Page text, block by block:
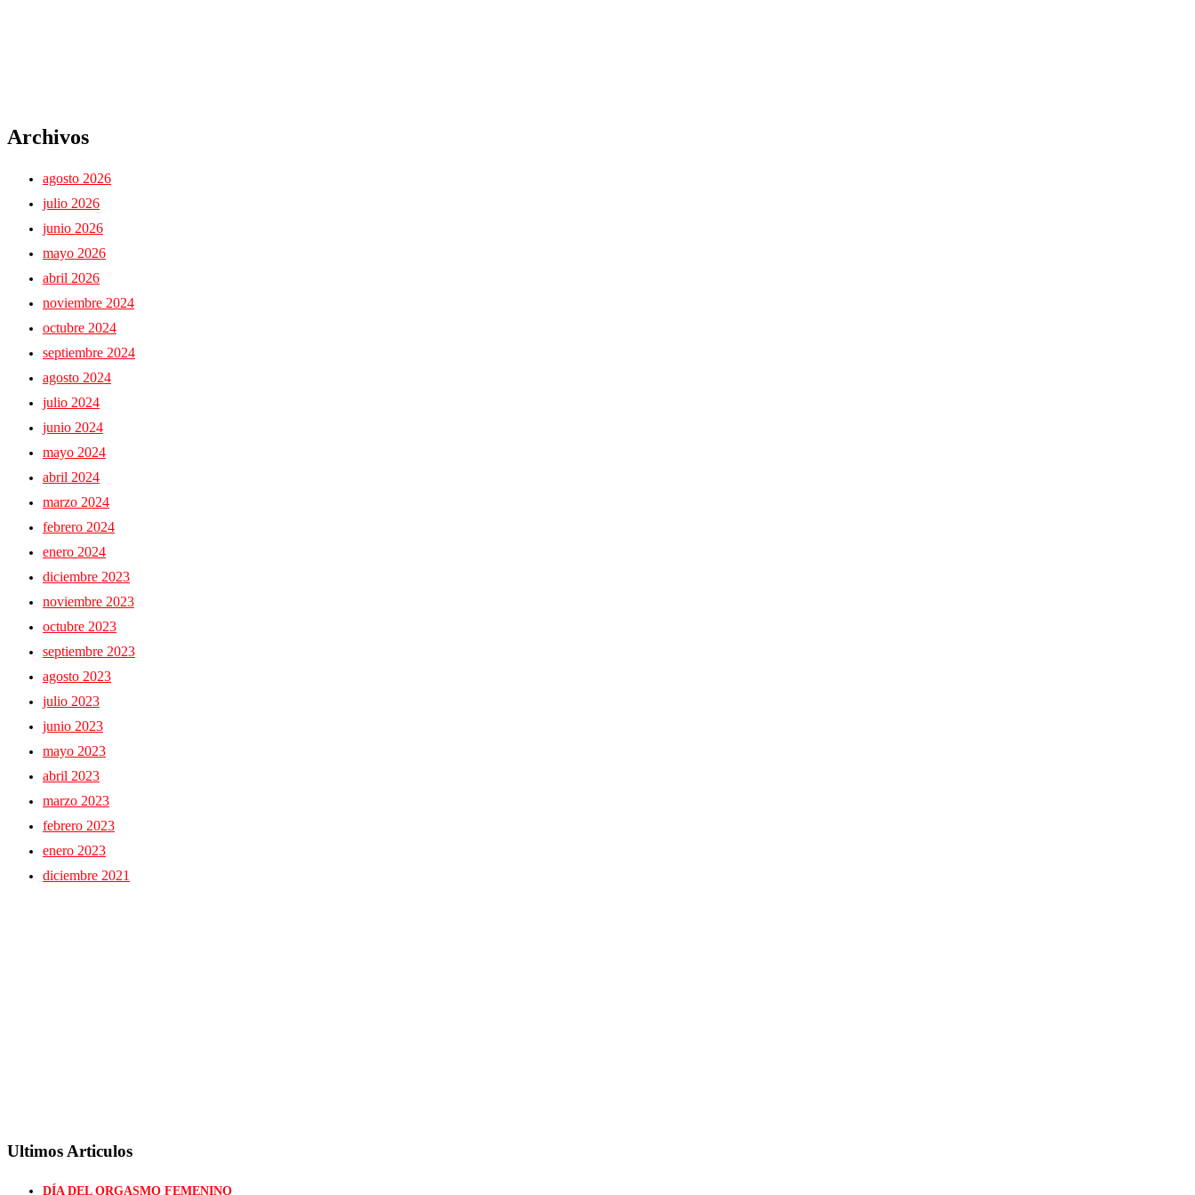
Archivos
agosto 2026
julio 2026
junio 2026
mayo 2026
abril 2026
noviembre 2024
octubre 2024
septiembre 2024
agosto 2024
julio 2024
junio 2024
mayo 2024
abril 2024
marzo 2024
febrero 2024
enero 2024
diciembre 2023
noviembre 2023
octubre 2023
septiembre 2023
agosto 2023
julio 2023
junio 2023
mayo 2023
abril 2023
marzo 2023
febrero 2023
enero 2023
diciembre 2021
Ultimos Articulos
DÍA DEL ORGASMO FEMENINO